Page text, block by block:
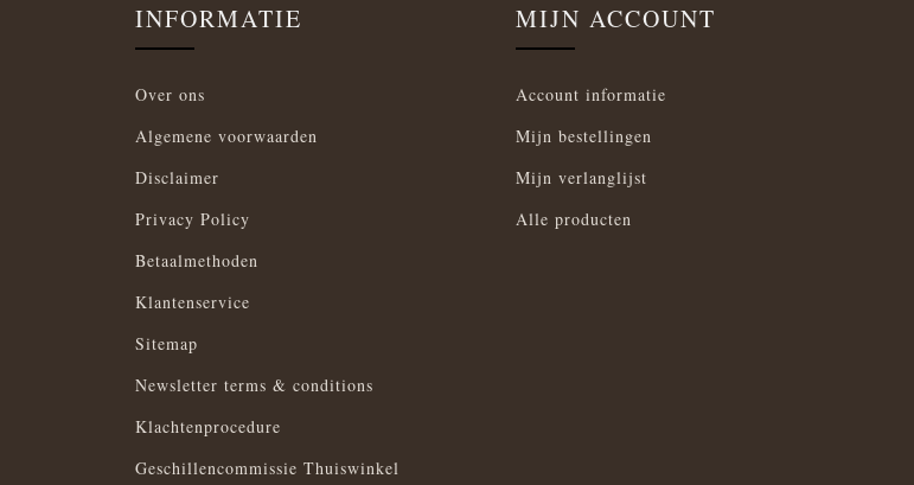
INFORMATIE
Over ons
Algemene voorwaarden
Disclaimer
Privacy Policy
Betaalmethoden
Klantenservice
Sitemap
Newsletter terms & conditions
Klachtenprocedure
Geschillencommissie Thuiswinkel
MIJN ACCOUNT
Account informatie
Mijn bestellingen
Mijn verlanglijst
Alle producten